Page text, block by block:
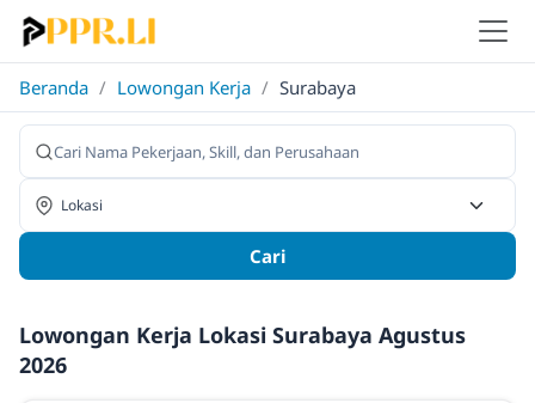
Beranda / Lowongan Kerja / Surabaya
Cari
Lowongan Kerja Lokasi Surabaya Agustus
2026